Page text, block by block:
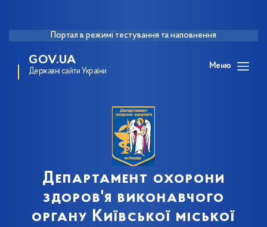
Портал в режимі тестування та наповнення
GOV.UA
Державні сайти України
Меню
Департамент охорони
здоров'я виконавчого
органу Київської міської